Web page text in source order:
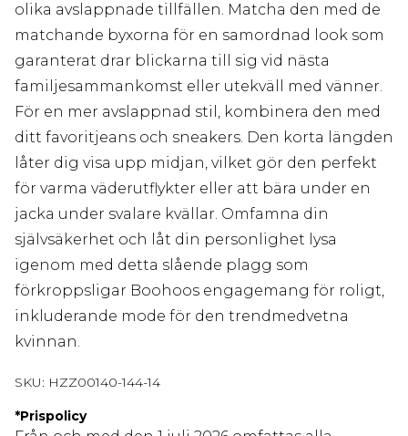
olika avslappnade tillfällen. Matcha den med de
matchande byxorna för en samordnad look som
garanterat drar blickarna till sig vid nästa
familjesammankomst eller utekväll med vänner.
För en mer avslappnad stil, kombinera den med
ditt favoritjeans och sneakers. Den korta längden
låter dig visa upp midjan, vilket gör den perfekt
för varma väderutflykter eller att bära under en
jacka under svalare kvällar. Omfamna din
självsäkerhet och låt din personlighet lysa
igenom med detta slående plagg som
förkroppsligar Boohoos engagemang för roligt,
inkluderande mode för den trendmedvetna
kvinnan.
SKU: HZZ00140-144-14
*Prispolicy